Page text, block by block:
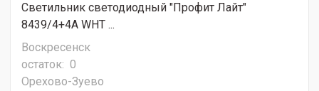
Светильник светодиодный "Профит Лайт"
8439/4+4A WHT ...
Воскресенск
остаток: 0
Орехово-Зуево